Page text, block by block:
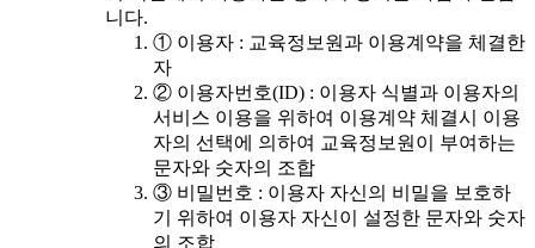
니다.
① 이용자 : 교육정보원과 이용계약을 체결한
자
② 이용자번호(ID) : 이용자 식별과 이용자의
서비스 이용을 위하여 이용계약 체결시 이용
자의 선택에 의하여 교육정보원이 부여하는
문자와 숫자의 조합
③ 비밀번호 : 이용자 자신의 비밀을 보호하
기 위하여 이용자 자신이 설정한 문자와 숫자
의 조합